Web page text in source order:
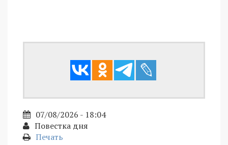
07/08/2026 - 18:04
Повестка дня
Печать